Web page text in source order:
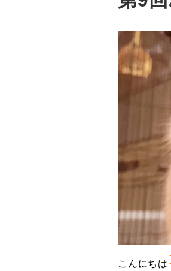
こんにちは